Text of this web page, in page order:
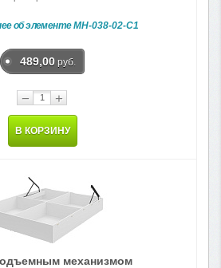
об элементеМН-038-02-C1
489,00 руб.
− +
В КОРЗИНУ
механизмом